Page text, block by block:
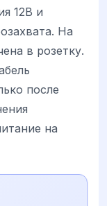
12В и
На
в розетку.
после
на